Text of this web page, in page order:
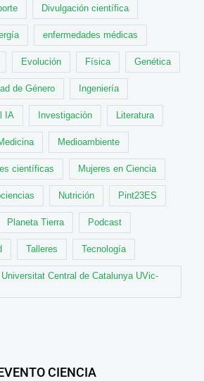
Divulgación científica
enfermedades médicas
Evolución Física Genética
de Género Ingeniería
IA Investigación Literatura
Medioambiente
científicas Mujeres en Ciencia
Nutrición Pint23ES
Planeta Tierra Podcast
Talleres Tecnología
Central de Catalunya UVic-
CIENCIA